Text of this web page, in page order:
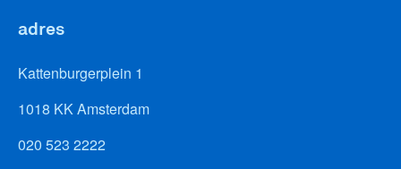
adres
Kattenburgerplein 1
1018 KK Amsterdam
020 523 2222